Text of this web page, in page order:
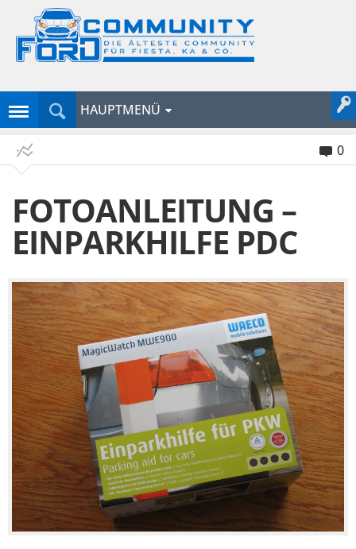
HAUPTMENÜ
0
FOTOANLEITUNG –
EINPARKHILFE PDC